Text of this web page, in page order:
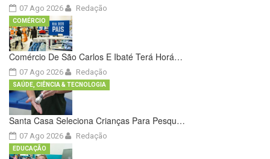
07 Ago 2026 Redação
Comércio De São Carlos E Ibaté Terá Horá…
07 Ago 2026
COMÉRCIO
Redação
Santa Casa Seleciona Crianças Para Pesqu…
07 Ago 2026
SAÚDE, CIÊNCIA & TECNOLOGIA
Redação
EDUCAÇÃO